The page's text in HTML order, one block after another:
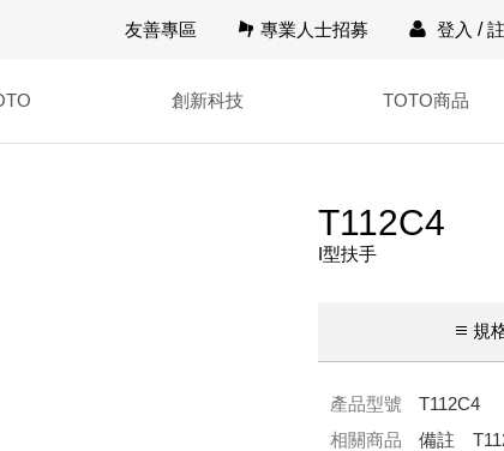
友善專區 專業人士招募 登入 /
創新科技 TOTO商品
T112C4
I型扶手
規
產品型號 T112C4
相關商品
備註